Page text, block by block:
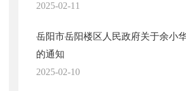
2025-02-11
岳阳市岳阳楼区人民政府关于余小
的通知
2025-02-10